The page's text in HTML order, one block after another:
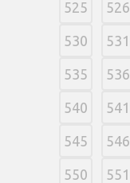
525 526
530 531
535 536
540 541
545 546
550 551